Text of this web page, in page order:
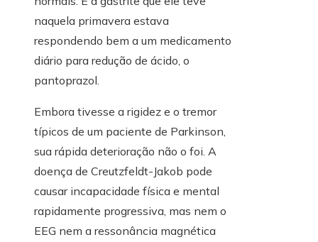
naquela primavera estava
respondendo bem a um medicamento
diário para redução de ácido, o
pantoprazol.
Embora tivesse a rigidez e o tremor
típicos de um paciente de Parkinson,
sua rápida deterioração não o foi. A
doença de Creutzfeldt-Jakob pode
causar incapacidade física e mental
rapidamente progressiva, mas nem o
EEG nem a ressonância magnética